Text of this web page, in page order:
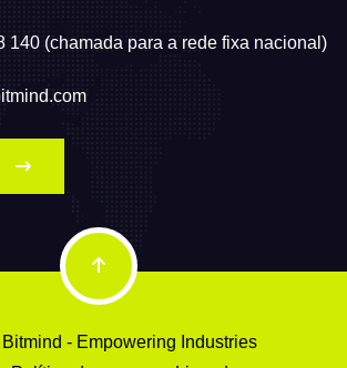
140 (chamada para a rede fixa nacional)
- Empowering Industries